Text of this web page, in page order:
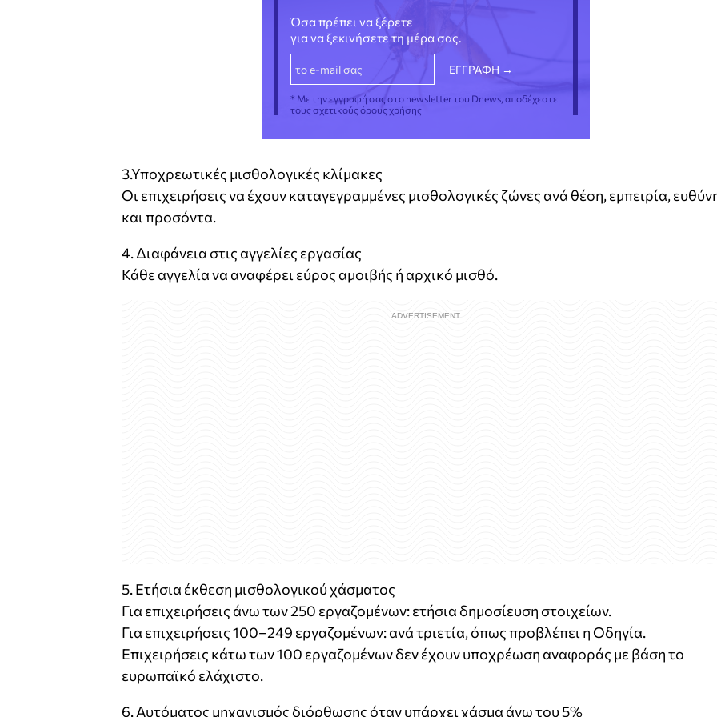
Όσα πρέπει να ξέρετε
για να ξεκινήσετε τη μέρα σας.
* Με την εγγραφή σας στο newsletter του Dnews, αποδέχεστε
τους σχετικούς όρους χρήσης
3.Υποχρεωτικές μισθολογικές κλίμακες
Οι επιχειρήσεις να έχουν καταγεγραμμένες μισθολογικές ζώνες ανά θέση, εμπειρία,
και προσόντα.
4. Διαφάνεια στις αγγελίες εργασίας
Κάθε αγγελία να αναφέρει εύρος αμοιβής ή αρχικό μισθό.
5. Ετήσια έκθεση μισθολογικού χάσματος
Για επιχειρήσεις άνω των 250 εργαζομένων: ετήσια δημοσίευση στοιχείων.
Για επιχειρήσεις 100–249 εργαζομένων: ανά τριετία, όπως προβλέπει η Οδηγία.
Επιχειρήσεις κάτω των 100 εργαζομένων δεν έχουν υποχρέωση αναφοράς με βάση το
ευρωπαϊκό ελάχιστο.
6. Αυτόματος μηχανισμός διόρθωσης όταν υπάρχει χάσμα άνω του 5%